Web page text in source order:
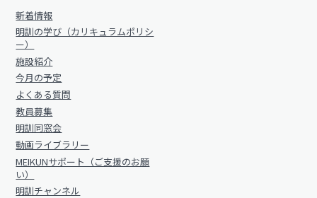
お問い合わせ サイトマップ
プライバシーポリシー
明訓同窓会
MEIKUNサポート（ご支援のお願い）
明訓チャンネル
お問い合わせ
新着情報
明訓の学び（カリキュラムポリシ
ー）
施設紹介
今月の予定
よくある質問
教員募集
明訓同窓会
動画ライブラリー
MEIKUNサポート（ご支援のお願
い）
明訓チャンネル